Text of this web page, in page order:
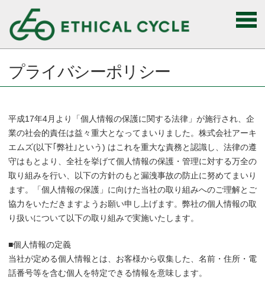
プライバシーポリシー
平成17年4月より「個人情報の保護に関する法律」が施行され、企
業の社会的責任は益々重大となってまいりました。株式会社アーキ
エムズ(以下｢弊社｣という) はこれを重大な責務と認識し、法律の遵
守はもとより、全社を挙げて個人情報の保護・管理に対する万全の
取り組みを行い、以下の方針のもと漏洩事故の防止に努めてまいり
ます。「個人情報の保護」に向けた当社の取り組みへのご理解とご
協力をいただきますようお願い申し上げます。弊社の個人情報の取
り扱いについて以下の取り組みで実施いたします。
■個人情報の定義
当社が定める個人情報とは、お客様から収集した、名前・住所・電
話番号等を含む個人を特定できる情報を意味します。